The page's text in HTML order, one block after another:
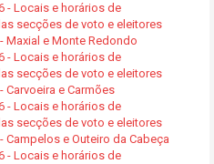
- Locais e horários de
secções de voto e eleitores
Maxial e Monte Redondo
- Locais e horários de
secções de voto e eleitores
Carvoeira e Carmões
- Locais e horários de
secções de voto e eleitores
Campelos e Outeiro da Cabeça
- Locais e horários de